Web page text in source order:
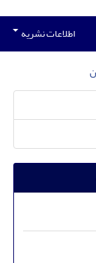
اطلاعات نشریه